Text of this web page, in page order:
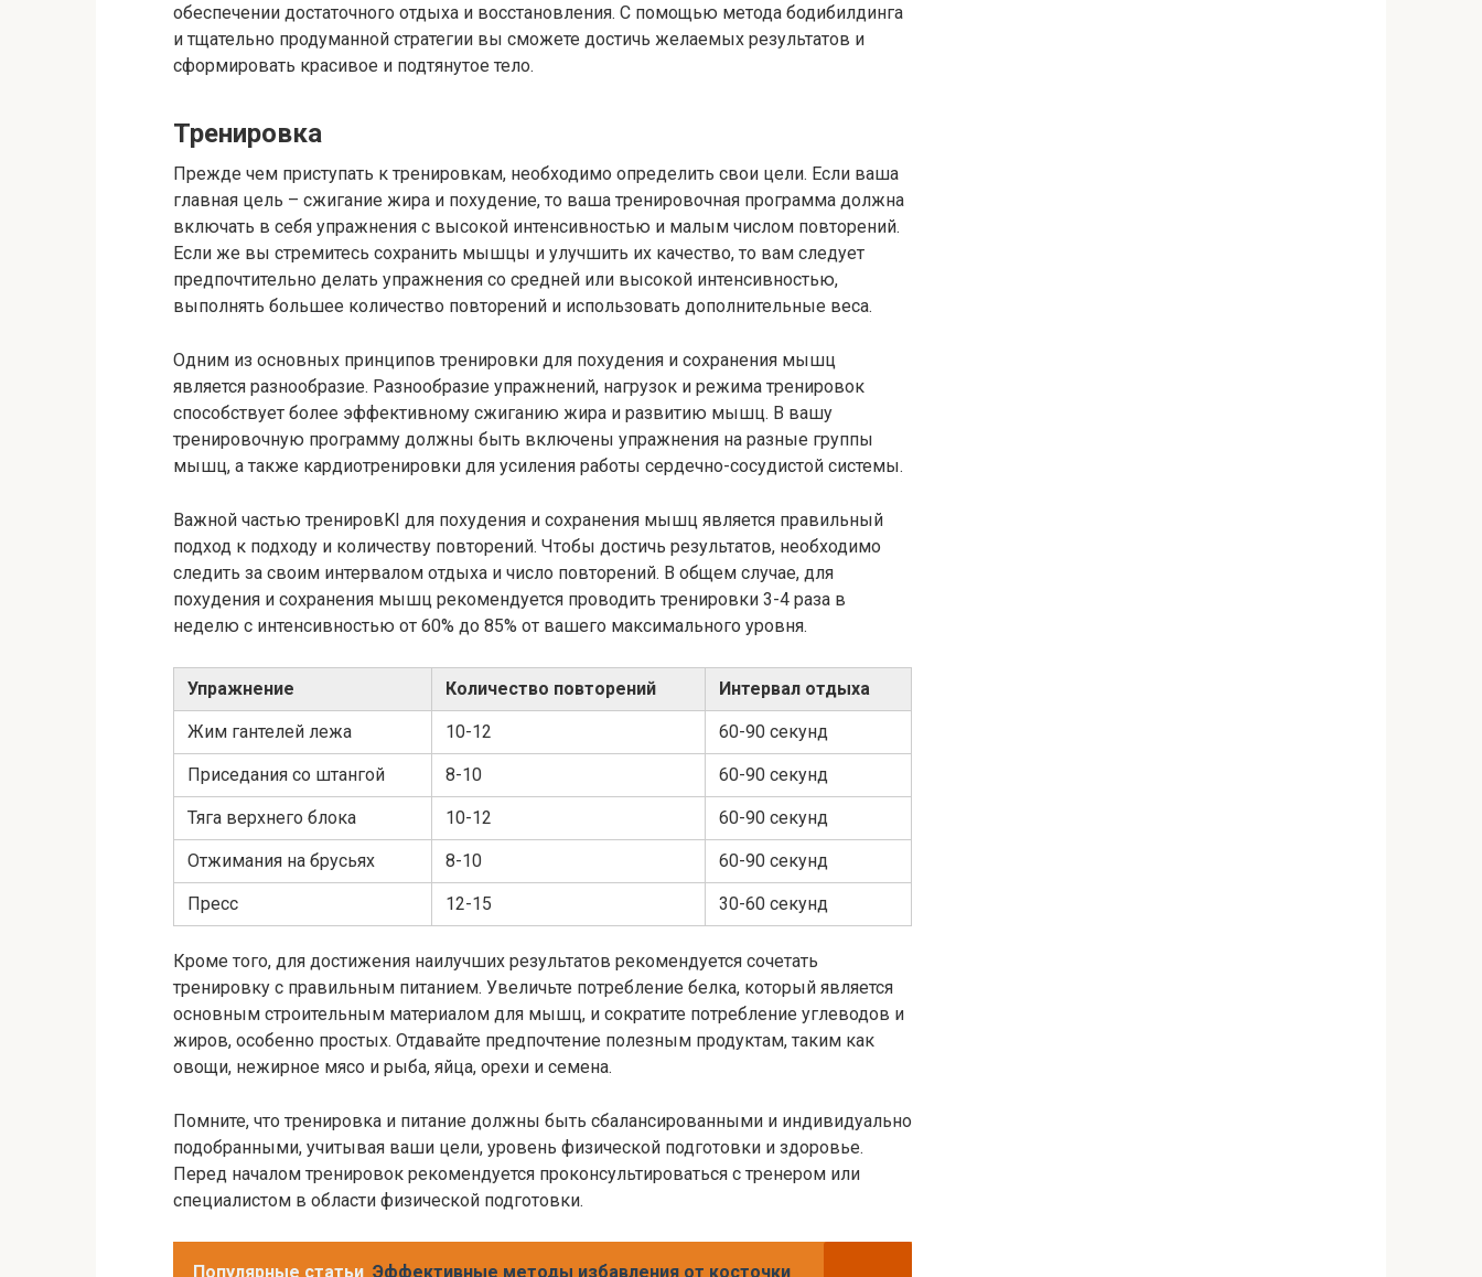
обеспечении достаточного отдыха и восстановления. С помощью метода бодибилдинга
и тщательно продуманной стратегии вы сможете достичь желаемых результатов и
сформировать красивое и подтянутое тело.
Тренировка
Прежде чем приступать к тренировкам, необходимо определить свои цели. Если ваша
главная цель – сжигание жира и похудение, то ваша тренировочная программа должна
включать в себя упражнения с высокой интенсивностью и малым числом повторений.
Если же вы стремитесь сохранить мышцы и улучшить их качество, то вам следует
предпочтительно делать упражнения со средней или высокой интенсивностью,
выполнять большее количество повторений и использовать дополнительные веса.
Одним из основных принципов тренировки для похудения и сохранения мышц
является разнообразие. Разнообразие упражнений, нагрузок и режима тренировок
способствует более эффективному сжиганию жира и развитию мышц. В вашу
тренировочную программу должны быть включены упражнения на разные группы
мышц, а также кардиотренировки для усиления работы сердечно-сосудистой системы.
Важной частью тренировKI для похудения и сохранения мышц является правильный
подход к подходу и количеству повторений. Чтобы достичь результатов, необходимо
следить за своим интервалом отдыха и число повторений. В общем случае, для
похудения и сохранения мышц рекомендуется проводить тренировки 3-4 раза в
неделю с интенсивностью от 60% до 85% от вашего максимального уровня.
Упражнение Количество повторений Интервал отдыха
Жим гантелей лежа 10-12 60-90 секунд
Приседания со штангой 8-10 60-90 секунд
Тяга верхнего блока 10-12 60-90 секунд
Отжимания на брусьях 8-10 60-90 секунд
Пресс 12-15 30-60 секунд
Кроме того, для достижения наилучших результатов рекомендуется сочетать
тренировку с правильным питанием. Увеличьте потребление белка, который является
основным строительным материалом для мышц, и сократите потребление углеводов и
жиров, особенно простых. Отдавайте предпочтение полезным продуктам, таким как
овощи, нежирное мясо и рыба, яйца, орехи и семена.
Помните, что тренировка и питание должны быть сбалансированными и индивидуально
подобранными, учитывая ваши цели, уровень физической подготовки и здоровье.
Перед началом тренировок рекомендуется проконсультироваться с тренером или
специалистом в области физической подготовки.
Популярные статьи Эффективные методы избавления от косточки